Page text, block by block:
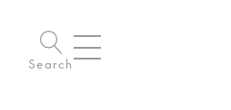
Search